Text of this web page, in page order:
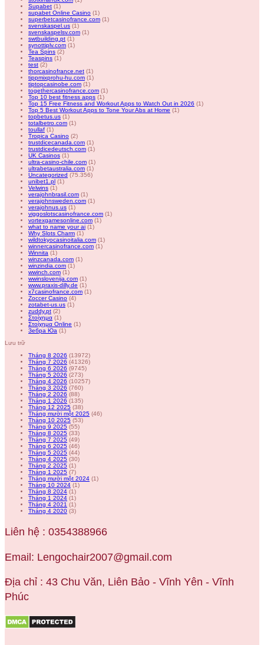
Supabet (1)
supabet Online Casino (1)
superbetcasinofrance.com (1)
svenskaspel.us (1)
svenskaspelsv.com (1)
swtbuilding.pt (1)
synottiplv.com (1)
Tea Spins (2)
Teaspins (1)
test (2)
thorcasinofrance.net (1)
tippmixprohu-hu.com (1)
tiptopcasinobe.com (1)
togethercasinofrance.com (1)
Top 10 best fitness apps (1)
Top 15 Free Fitness and Workout Apps to Watch Out in 2026 (1)
Top 5 Best Workout Apps to Tone Your Abs at Home (1)
topbetus.us (1)
totalbetro.com (1)
toullaf (1)
Tropica Casino (2)
trustdicecanada.com (1)
trustdicedeutsch.com (1)
UK Casinos (1)
ultra-casino-chile.com (1)
ultrabetaustralia.com (1)
Uncategorized (75.356)
unibet1.pl (1)
Velwins (1)
verajohnbrasil.com (1)
verajohnsweden.com (1)
verajohnus.us (1)
viggoslotscasinofrance.com (1)
vortexgamesonline.com (1)
what to name your ai (1)
Why Slots Charm (1)
wildtokyocasinoitalia.com (1)
winnercasinofrance.com (1)
Winnita (1)
winzcanada.com (1)
winzindia.com (1)
wwinch.com (1)
wwinslovenija.com (1)
www.praxis-dilly.de (1)
x7casinofrance.com (1)
Zoccer Casino (4)
zotabet-us.us (1)
zuddy.pt (2)
Στοίχημα (1)
Στοίχημα Online (1)
Зебра Юа (1)
Lưu trữ
Tháng 8 2026 (13972)
Tháng 7 2026 (41326)
Tháng 6 2026 (9745)
Tháng 5 2026 (273)
Tháng 4 2026 (10257)
Tháng 3 2026 (760)
Tháng 2 2026 (88)
Tháng 1 2026 (135)
Tháng 12 2025 (38)
Tháng mười một 2025 (46)
Tháng 10 2025 (53)
Tháng 9 2025 (55)
Tháng 8 2025 (33)
Tháng 7 2025 (49)
Tháng 6 2025 (46)
Tháng 5 2025 (44)
Tháng 4 2025 (30)
Tháng 2 2025 (1)
Tháng 1 2025 (7)
Tháng mười một 2024 (1)
Tháng 10 2024 (1)
Tháng 8 2024 (1)
Tháng 1 2024 (1)
Tháng 4 2021 (1)
Tháng 4 2020 (3)
Liên hệ : 0354388966
Email: Lengochair2007@gmail.com
Địa chỉ : 43 Chu Văn, Liên Bảo - Vĩnh Yên - Vĩnh
Phúc